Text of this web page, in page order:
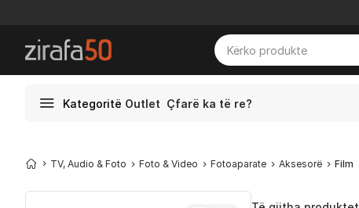
Kategoritë Outlet Çfarë ka të re?
TV, Audio & Foto Foto & Video Fotoaparate Aksesorë Film